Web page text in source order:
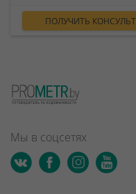
ПОЛУЧИТЬ
Мы в соцсетях